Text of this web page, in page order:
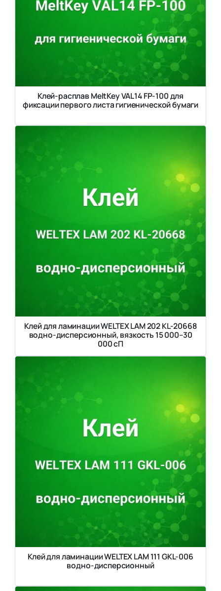
Клей-расплав MeltKey VAL14 FP-100 для
фиксации первого листа гигиенической бумаги
Клей для ламинации WELTEX LAM 202 KL-20668
водно-дисперсионный, вязкость 15 000–30
000 сП
Клей для ламинации WELTEX LAM 111 GKL-006
водно-дисперсионный